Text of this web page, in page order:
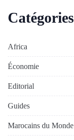
Catégories
Africa
Économie
Editorial
Guides
Marocains du Monde